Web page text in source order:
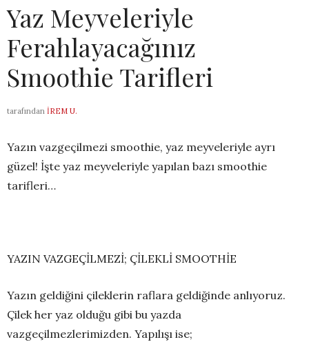
Yaz Meyveleriyle
Ferahlayacağınız
Smoothie Tarifleri
tarafından İREM U.
Yazın vazgeçilmezi smoothie, yaz meyveleriyle ayrı
güzel! İşte yaz meyveleriyle yapılan bazı smoothie
tarifleri…
YAZIN VAZGEÇİLMEZİ; ÇİLEKLİ SMOOTHİE
Yazın geldiğini çileklerin raflara geldiğinde anlıyoruz.
Çilek her yaz olduğu gibi bu yazda
vazgeçilmezlerimizden. Yapılışı ise;